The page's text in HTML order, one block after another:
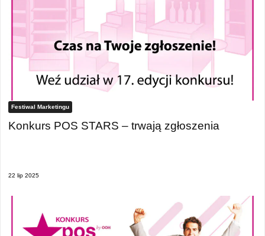
Festiwal Marketingu
Konkurs POS STARS – trwają zgłoszenia
22 lip 2025